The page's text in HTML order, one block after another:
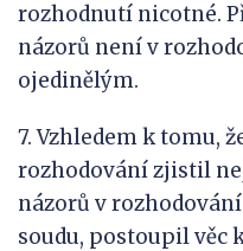
rozhodnutí nicotné.
názorů není v
ojedinělým.
7. Vzhledem k tomu,
rozhodování zjistil
názorů v
soudu, postoupil věc